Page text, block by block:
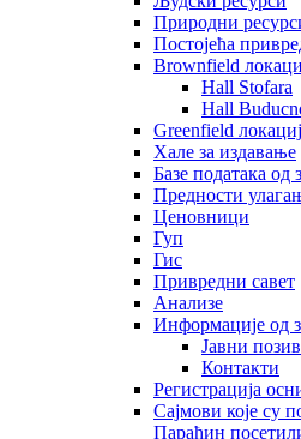
Природни
Постојећа
Brownfield
Hall Stofara
Hall
Greenfield
Хале за издавање
Базе података од
Предности
Ценовници
Гуп
Гис
Привредни савет
Aнализе
Информације од
Јавни
Контакти
Регистрација
Сајмови које су
Параћин